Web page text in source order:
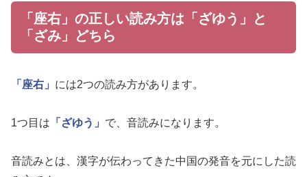
「座右」の正しい読み方は「ざゆう」と
「ざみ」どちら
「座右」 には2つの読み方があります。
1つ目は 「ざゆう」 で、音読みになります。
音読みとは、漢字が伝わってきた中国の発音を元にした読